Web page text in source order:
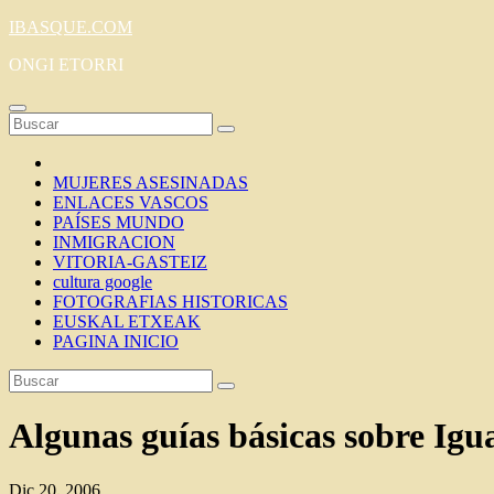
Saltar
contenido
IBASQUE.COM
ONGI ETORRI
MUJERES ASESINADAS
ENLACES VASCOS
PAÍSES MUNDO
INMIGRACION
VITORIA-GASTEIZ
cultura google
FOTOGRAFIAS HISTORICAS
EUSKAL ETXEAK
PAGINA INICIO
Algunas guías básicas sobre
Dic 20, 2006